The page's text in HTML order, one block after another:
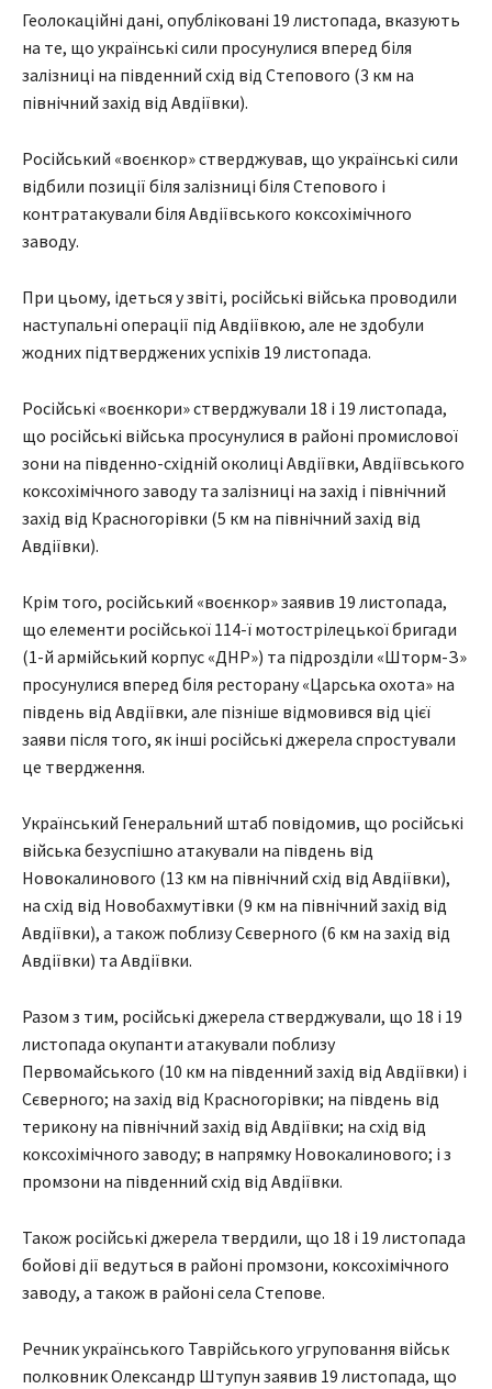
Геолокаційні дані, опубліковані 19 листопада, вказують
на те, що українські сили просунулися вперед біля
залізниці на південний схід від Степового (3 км на
північний захід від Авдіївки).
Російський «воєнкор» стверджував, що українські сили
відбили позиції біля залізниці біля Степового і
контратакували біля Авдіївського коксохімічного
заводу.
При цьому, ідеться у звіті, російські війська проводили
наступальні операції під Авдіївкою, але не здобули
жодних підтверджених успіхів 19 листопада.
Російські «воєнкори» стверджували 18 і 19 листопада,
що російські війська просунулися в районі промислової
зони на південно-східній околиці Авдіївки, Авдіївського
коксохімічного заводу та залізниці на захід і північний
захід від Красногорівки (5 км на північний захід від
Авдіївки).
Крім того, російський «воєнкор» заявив 19 листопада,
що елементи російської 114-ї мотострілецької бригади
(1-й армійський корпус «ДНР») та підрозділи «Шторм-З»
просунулися вперед біля ресторану «Царська охота» на
південь від Авдіївки, але пізніше відмовився від цієї
заяви після того, як інші російські джерела спростували
це твердження.
Український Генеральний штаб повідомив, що російські
війська безуспішно атакували на південь від
Новокалинового (13 км на північний схід від Авдіївки),
на схід від Новобахмутівки (9 км на північний захід від
Авдіївки), а також поблизу Сєверного (6 км на захід від
Авдіївки) та Авдіївки.
Разом з тим, російські джерела стверджували, що 18 і 19
листопада окупанти атакували поблизу
Первомайського (10 км на південний захід від Авдіївки) і
Сєверного; на захід від Красногорівки; на південь від
терикону на північний захід від Авдіївки; на схід від
коксохімічного заводу; в напрямку Новокалинового; і з
промзони на південний схід від Авдіївки.
Також російські джерела твердили, що 18 і 19 листопада
бойові дії ведуться в районі промзони, коксохімічного
заводу, а також в районі села Степове.
Речник українського Таврійського угруповання військ
полковник Олександр Штупун заявив 19 листопада, що